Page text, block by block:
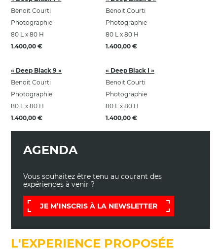
Benoit Courti
Photographie
80 L x 80 H
1.400,00 €
Benoit Courti
Photographie
80 L x 80 H
1.400,00 €
« Deep Black 9 »
Benoit Courti
Photographie
80 L x 80 H
1.400,00 €
« Deep Black I »
Benoit Courti
Photographie
80 L x 80 H
1.400,00 €
AGENDA
Vous souhaitez être tenu au courant des
expériences à venir ?
JE M’INSCRIS À LA NEWSLETTER
L'EXPERIENCE PROPOSÉE